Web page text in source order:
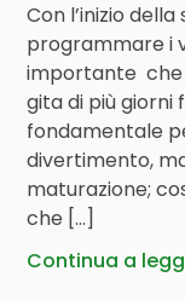
Con l’inizio
programmare i
importante che
gita di più giorni
fondamentale
divertimento,
maturazione;
che […]
Continua a